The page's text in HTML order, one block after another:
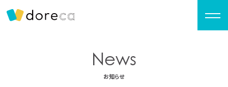
News
お知らせ